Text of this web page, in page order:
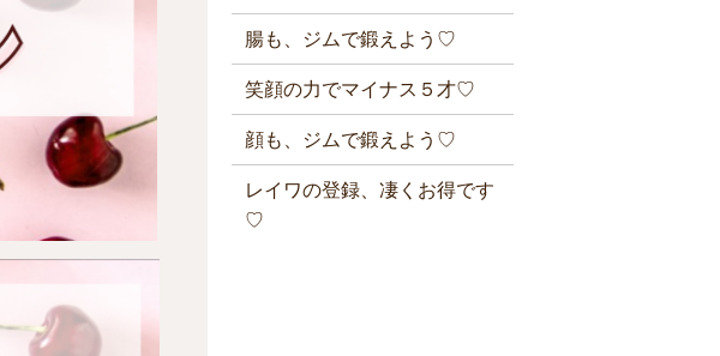
腸も、ジムで鍛えよう♡
笑顔の力でマイナス５才♡
顔も、ジムで鍛えよう♡
レイワの登録、凄くお得です
♡